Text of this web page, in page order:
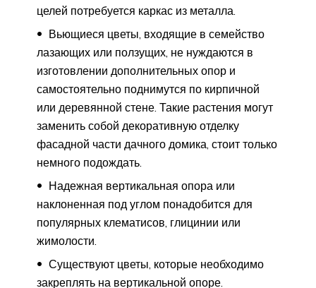
целей потребуется каркас из металла.
Вьющиеся цветы, входящие в семейство
лазающих или ползущих, не нуждаются в
изготовлении дополнительных опор и
самостоятельно поднимутся по кирпичной
или деревянной стене. Такие растения могут
заменить собой декоративную отделку
фасадной части дачного домика, стоит только
немного подождать.
Надежная вертикальная опора или
наклоненная под углом понадобится для
популярных клематисов, глицинии или
жимолости.
Существуют цветы, которые необходимо
закреплять на вертикальной опоре.